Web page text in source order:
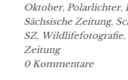
Oktober, Polarlichter,
Sächsische Zeitung,
SZ, Wildlifefotografie,
Zeitung
0 Kommentare